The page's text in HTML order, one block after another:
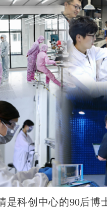
是科创中心的90后博